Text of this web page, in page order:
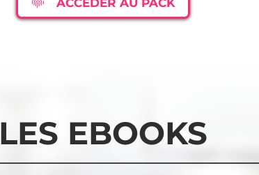
LES EBOOKS